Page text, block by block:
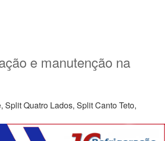
e manutenção na
Quatro Lados, Split Canto Teto,